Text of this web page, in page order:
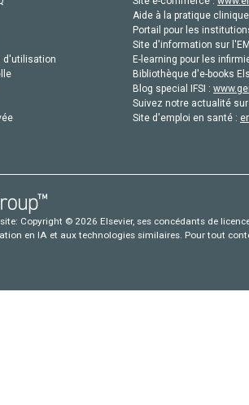
d'utilisation
Aide à la pratique
Portail pour les
Site d'information sur
E-learning pour les
Bibliothèque d'e-books
Blog special IFSI :
Suivez notre actualité
Site d'emploi en santé :
Copyright © 2026 Elsevier, ses concédants de
en IA et aux technologies similaires. Pour tout